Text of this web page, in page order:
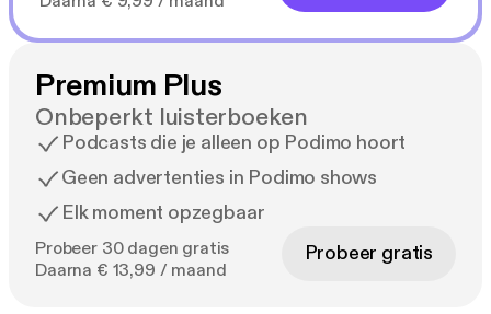
Premium Plus
Onbeperkt luisterboeken
Podcasts die je alleen op Podimo hoort
Geen advertenties in Podimo shows
Elk moment opzegbaar
Probeer 30 dagen gratis
Daarna € 13,99 / maand
Probeer gratis